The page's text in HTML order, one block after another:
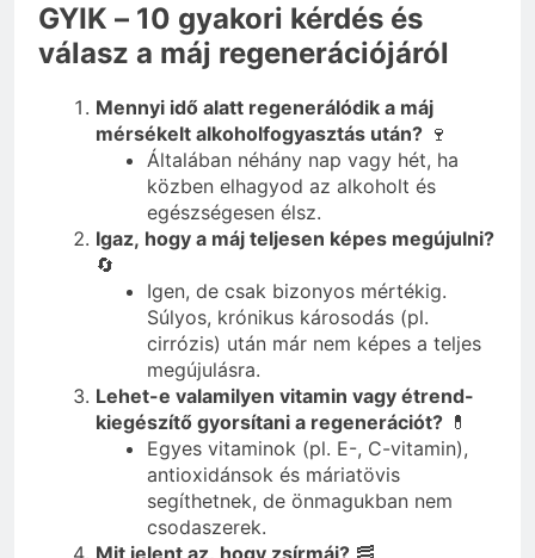
GYIK – 10 gyakori kérdés és
válasz a máj regenerációjáról
Mennyi idő alatt regenerálódik a máj
mérsékelt alkoholfogyasztás után? 🍷
Általában néhány nap vagy hét, ha
közben elhagyod az alkoholt és
egészségesen élsz.
Igaz, hogy a máj teljesen képes megújulni?
🔄
Igen, de csak bizonyos mértékig.
Súlyos, krónikus károsodás (pl.
cirrózis) után már nem képes a teljes
megújulásra.
Lehet-e valamilyen vitamin vagy étrend-
kiegészítő gyorsítani a regenerációt? 💊
Egyes vitaminok (pl. E-, C-vitamin),
antioxidánsok és máriatövis
segíthetnek, de önmagukban nem
csodaszerek.